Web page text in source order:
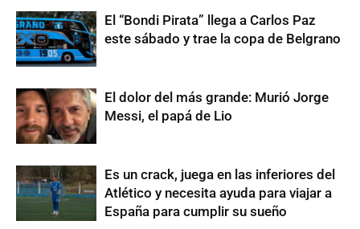
El “Bondi Pirata” llega a Carlos Paz
este sábado y trae la copa de Belgrano
El dolor del más grande: Murió Jorge
Messi, el papá de Lio
Es un crack, juega en las inferiores del
Atlético y necesita ayuda para viajar a
España para cumplir su sueño